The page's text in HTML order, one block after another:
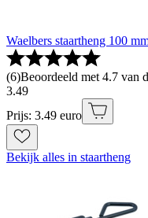
Waelbers staartheng 100
(6)Beoordeeld met 4.7 van
3.49
Prijs: 3.49 euro
Bekijk alles in staartheng